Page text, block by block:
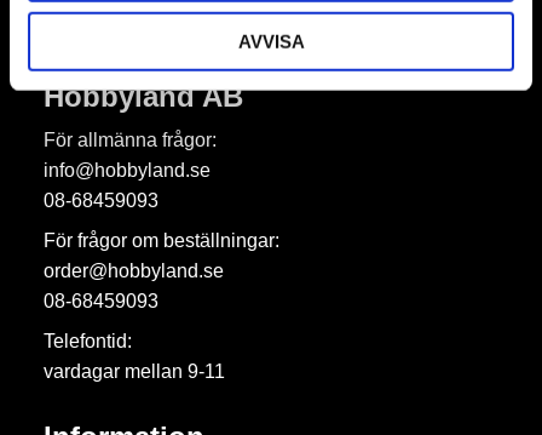
AVVISA
Hobbyland AB
För allmänna frågor:
info@hobbyland.se
08-68459093
För frågor om beställningar:
order@hobbyland.se
08-68459093
Telefontid:
vardagar mellan 9-11